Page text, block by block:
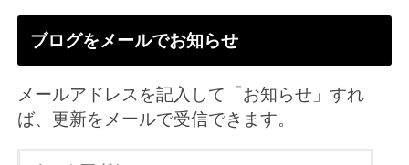
ブログをメールでお知らせ
メールアドレスを記入して「お知らせ」すれ
ば、更新をメールで受信できます。